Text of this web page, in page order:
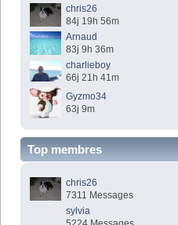
chris26
84j 19h 56m
Arnaud
83j 9h 36m
charlieboy
66j 21h 41m
Gyzmo34
63j 9m
Top membres
chris26
7311 Messages
sylvia